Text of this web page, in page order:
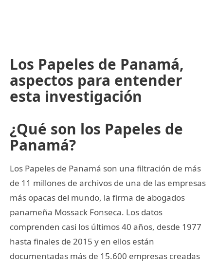
Los Papeles de Panamá,
aspectos para entender
esta investigación
¿Qué son los Papeles de
Panamá?
Los Papeles de Panamá son una filtración de más
de 11 millones de archivos de una de las empresas
más opacas del mundo, la firma de abogados
panameña Mossack Fonseca. Los datos
comprenden casi los últimos 40 años, desde 1977
hasta finales de 2015 y en ellos están
documentadas más de 15.600 empresas creadas